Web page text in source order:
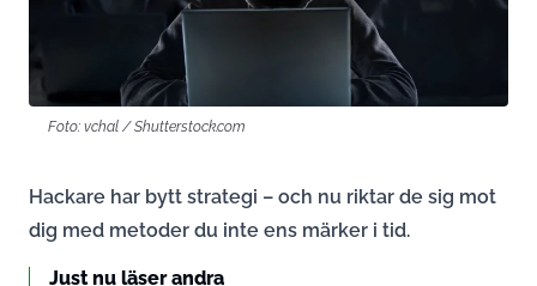
Foto: vchal / Shutterstock.com
Hackare har bytt strategi – och nu riktar de sig mot
dig med metoder du inte ens märker i tid.
Just nu läser andra